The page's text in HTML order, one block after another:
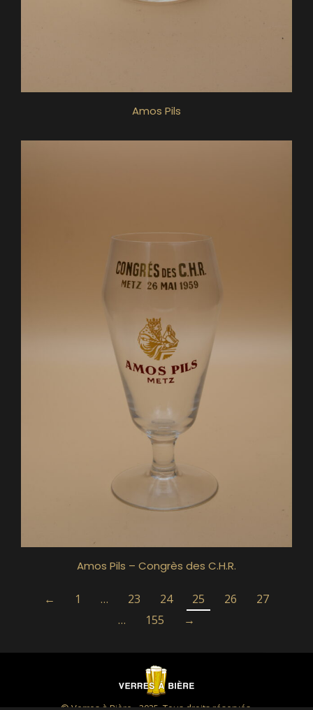
Amos Pils
Amos Pils – Congrès des C.H.R.
← 1 … 23 24 25 26
27
…
155 →